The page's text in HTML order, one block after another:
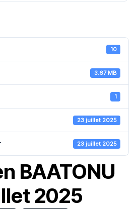
10
3.67 MB
1
23 juillet 2025
23 juillet 2025
BAATONU
2025